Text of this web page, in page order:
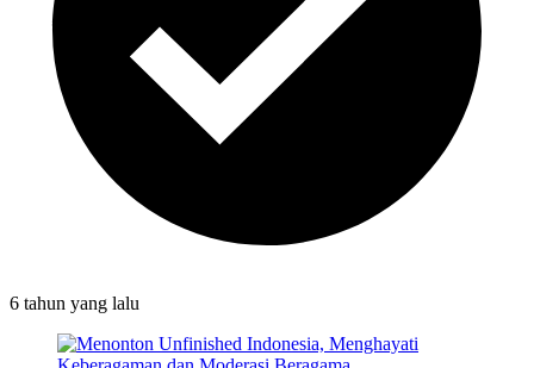
6 tahun yang lalu